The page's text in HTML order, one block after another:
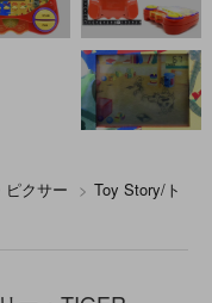
クサー > Toy Story/ト